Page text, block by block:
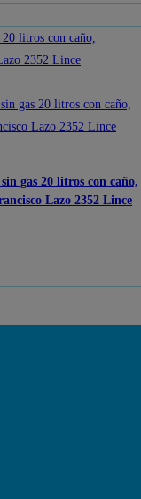
gas 20 litros con caño,
Lazo 2352 Lince